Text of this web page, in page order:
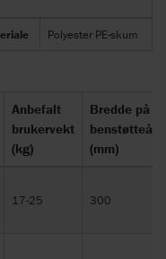
Polyester PE-skum
Anbefalt
brukervekt
(kg)
Bredde på
(mm)
17-25 300